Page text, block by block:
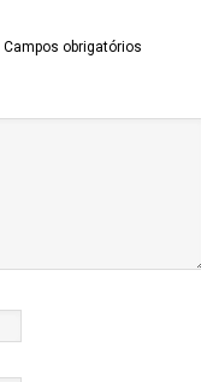
Campos obrigatórios